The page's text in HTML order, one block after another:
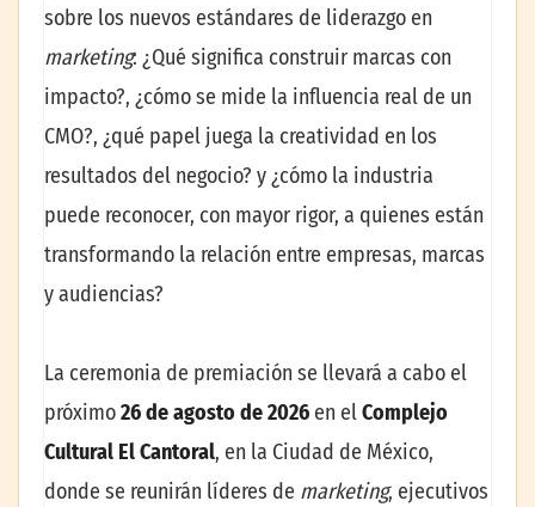
sobre los nuevos estándares de liderazgo en
marketing: ¿Qué significa construir marcas con
impacto?, ¿cómo se mide la influencia real de un
CMO?, ¿qué papel juega la creatividad en los
resultados del negocio? y ¿cómo la industria
puede reconocer, con mayor rigor, a quienes están
transformando la relación entre empresas, marcas
y audiencias?
La ceremonia de premiación se llevará a cabo el
próximo26 de agosto de 2026 en elComplejo
Cultural El Cantoral, en la Ciudad de México,
donde se reunirán líderes de marketing, ejecutivos